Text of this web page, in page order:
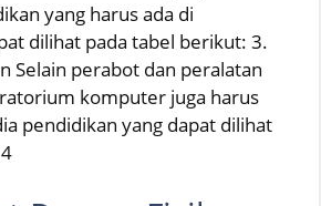
yang harus ada di
dilihat pada tabel berikut: 3.
Selain perabot dan peralatan
komputer juga harus
pendidikan yang dapat dilihat